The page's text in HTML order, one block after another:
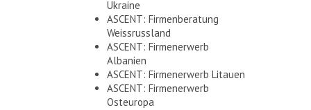
Ukraine
ASCENT: Firmenberatung
Weissrussland
ASCENT: Firmenerwerb
Albanien
ASCENT: Firmenerwerb Litauen
ASCENT: Firmenerwerb
Osteuropa